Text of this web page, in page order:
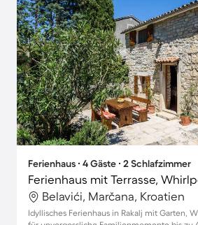
Ferienhaus ∙ 4 Gäste ∙ 2 Schlafzimmer
Belavići, Marčana, Kroatien
Idyllisches Ferienhaus in Rakalj mit Garten,